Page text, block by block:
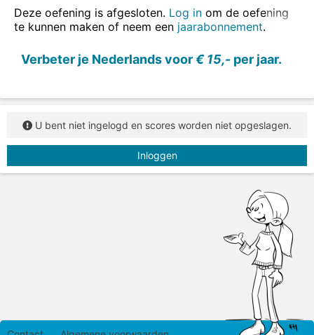
Maak de juiste tegenstelling met on-.
Deze oefening is afgesloten. Log in om de oefening
te kunnen maken of neem een jaarabonnement.
Verbeter je Nederlands voor€ 15,- per jaar.
U bent niet ingelogd en scores worden niet opgeslagen.
Inloggen